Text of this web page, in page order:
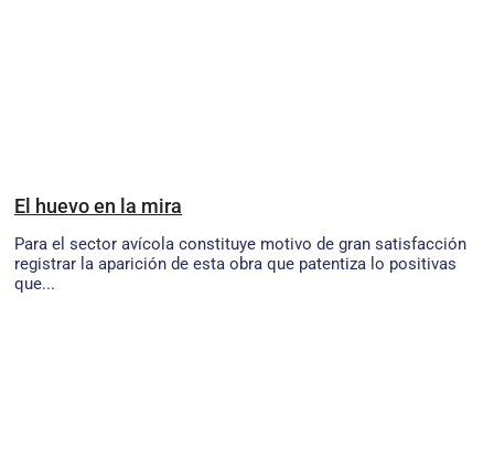
El huevo en la mira
Para el sector avícola constituye motivo de gran satisfacción
registrar la aparición de esta obra que patentiza lo positivas
que...